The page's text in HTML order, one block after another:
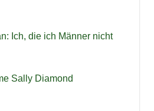
Ich, die ich Männer nicht
Sally Diamond